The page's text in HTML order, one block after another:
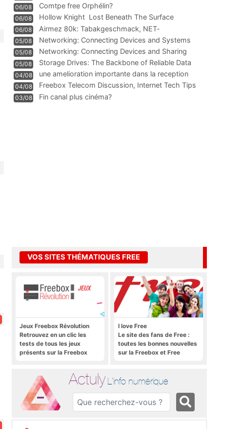
06/08 Comtpe free Orphélin?
06/08 Hollow Knight  Lost Beneath The Surface
06/08
Airmez 80k: Tabakgeschmack, NET-
Technologie und Leistung im
05/08 Networking: Connecting Devices and Systems
05/08
Networking: Connecting Devices and Sharing
Information
05/08
Storage Drives: The Backbone of Reliable Data
Management
04/08
une amelioration importante dans la reception
WIFI
04/08
Freebox Telecom Discussion, Internet Tech Tips
Communi
03/08 Fin canal plus cinéma?
VOS SITES THÉMATIQUES FREE
Jeux Freebox Révolution
Retrouvez en un clic les
tests de tous les jeux
présents sur la Freebox
I love Free
Le site des fans de Free :
toutes les bonnes nouvelles
sur la Freebox et Free
Actuly L'info numérique